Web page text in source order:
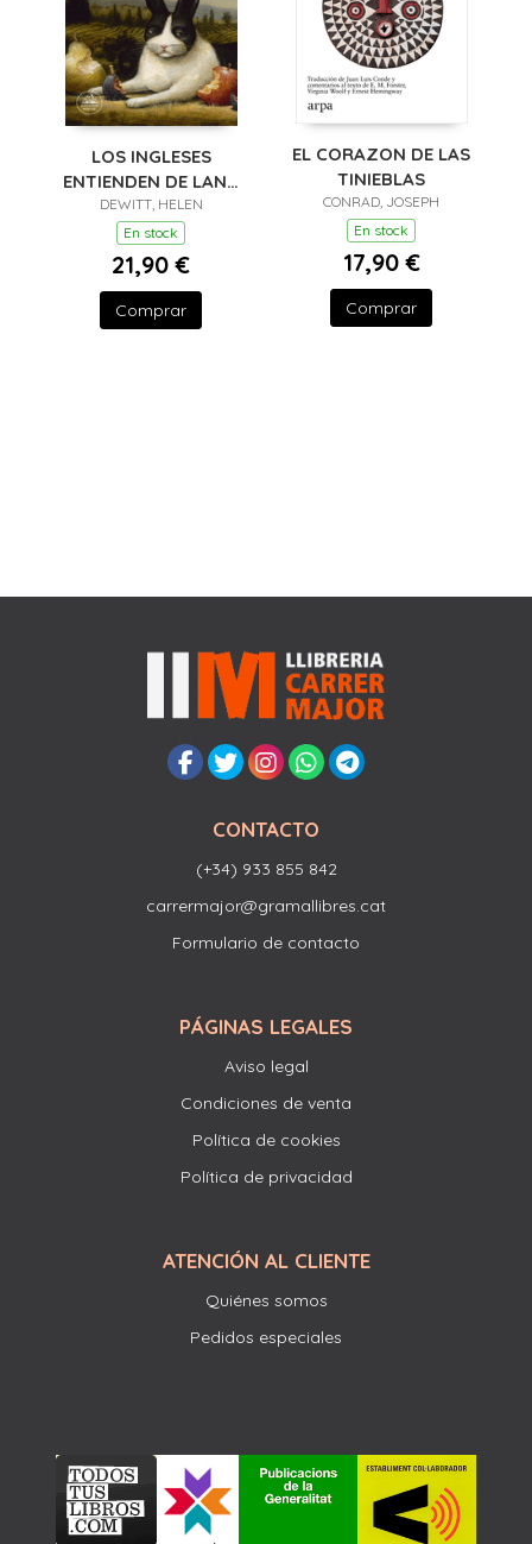
LOS INGLESES
ENTIENDEN DE LANA
(Y OTROS TRUCOS)
DEWITT, HELEN
En stock
21,90 €
Comprar
EL CORAZON DE LAS
TINIEBLAS
CONRAD, JOSEPH
En stock
17,90 €
Comprar
CONTACTO
(+34) 933 855 842
carrermajor@gramallibres.cat
Formulario de contacto
PÁGINAS LEGALES
Aviso legal
Condiciones de venta
Política de cookies
Política de privacidad
ATENCIÓN AL CLIENTE
Quiénes somos
Pedidos especiales